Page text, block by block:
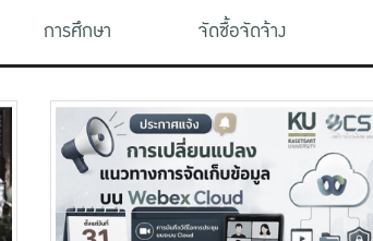
การศึกษา จัดซื้อจัดจ้าง